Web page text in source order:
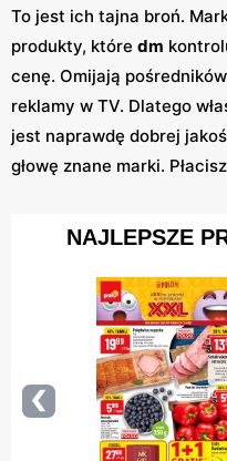
To jest ich tajna broń.
produkty, które dm
cenę. Omijają
reklamy w TV. Dlatego
jest naprawdę dobrej
głowę znane marki.